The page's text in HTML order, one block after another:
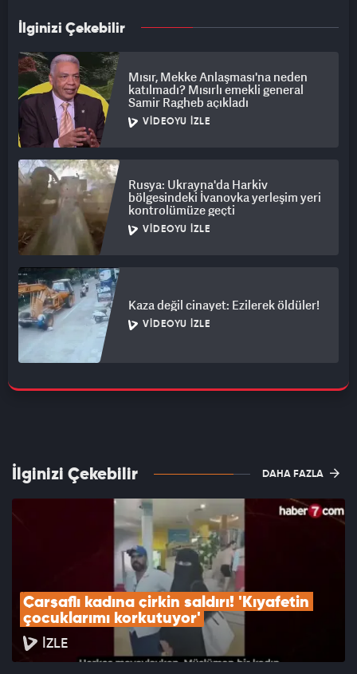
İlginizi Çekebilir
Mısır, Mekke Anlaşması'na neden
katılmadı? Mısırlı emekli general
Samir Ragheb açıkladı
VIDEOYU İZLE
Rusya: Ukrayna'da Harkiv
bölgesindeki İvanovka yerleşim yeri
kontrolümüze geçti
VIDEOYU İZLE
Kaza değil cinayet: Ezilerek öldüler!
VIDEOYU İZLE
İlginizi Çekebilir DAHA FAZLA
Çarşaflı kadına çirkin saldırı! 'Kıyafetin
çocuklarımı korkutuyor'
İZLE